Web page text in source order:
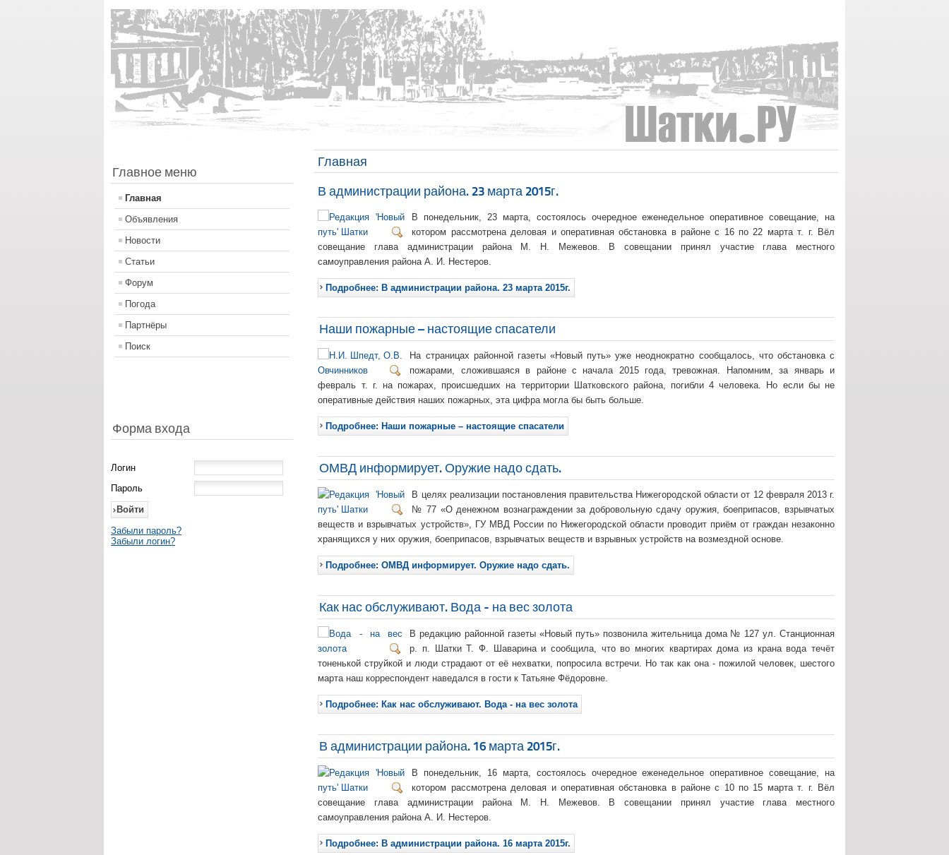
Главное меню
Главная
Объявления
Новости
Статьи
Форум
Погода
Партнёры
Поиск
Форма входа
Логин
Пароль
Забыли пароль?
Забыли логин?
Главная
В администрации района. 23 марта 2015г.
В понедельник, 23 марта, состоялось очередное еженедельное оперативное совещание, на
котором рассмотрена деловая и оперативная обстановка в районе с 16 по 22 марта т. г. Вёл
совещание глава администрации района М. Н. Межевов. В совещании принял участие глава местного
самоуправления района А. И. Нестеров.
Подробнее: В администрации района. 23 марта 2015г.
Наши пожарные – настоящие спасатели
На страницах районной газеты «Новый путь» уже неоднократно сообщалось, что обстановка с
пожарами, сложившаяся в районе с начала 2015 года, тревожная. Напомним, за январь и
февраль т. г. на пожарах, происшедших на территории Шатковского района, погибли 4 человека. Но если бы не
оперативные действия наших пожарных, эта цифра могла бы быть больше.
Подробнее: Наши пожарные – настоящие спасатели
ОМВД информирует. Оружие надо сдать.
В целях реализации постановления правительства Нижегородской области от 12 февраля 2013 г.
№ 77 «О денежном вознаграждении за добровольную сдачу оружия, боеприпасов, взрывчатых
веществ и взрывчатых устройств», ГУ МВД России по Нижегородской области проводит приём от граждан незаконно
хранящихся у них оружия, боеприпасов, взрывчатых веществ и взрывных устройств на возмездной основе.
Подробнее: ОМВД информирует. Оружие надо сдать.
Как нас обслуживают. Вода - на вес золота
В редакцию районной газеты «Новый путь» позвонила жительница дома № 127 ул. Станционная
р. п. Шатки Т. Ф. Шаварина и сообщила, что во многих квартирах дома из крана вода течёт
тоненькой струйкой и люди страдают от её нехватки, попросила встречи. Но так как она - пожилой человек, шестого
марта наш корреспондент наведался в гости к Татьяне Фёдоровне.
Подробнее: Как нас обслуживают. Вода - на вес золота
В администрации района. 16 марта 2015г.
В понедельник, 16 марта, состоялось очередное еженедельное оперативное совещание, на
котором рассмотрена деловая и оперативная обстановка в районе с 10 по 15 марта т. г. Вёл
совещание глава администрации района М. Н. Межевов. В совещании принял участие глава местного
самоуправления района А. И. Нестеров.
Подробнее: В администрации района. 16 марта 2015г.